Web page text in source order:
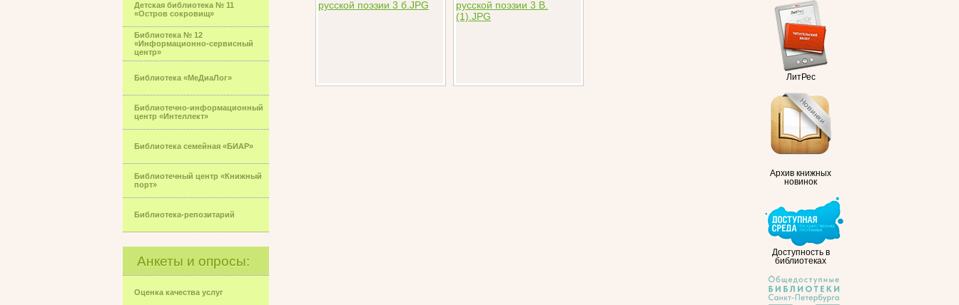
Детская библиотека № 11
«Остров сокровищ»
Библиотека № 12
«Информационно-сервисный
центр»
Библиотека «МеДиаЛог»
Библиотечно-информационный
центр «Интеллект»
Библиотека семейная «БИАР»
Библиотечный центр «Книжный
порт»
Библиотека-репозитарий
Анкеты и опросы:
Оценка качества услуг
ЛитРес
Архив книжных
новинок
Доступность в
библиотеках